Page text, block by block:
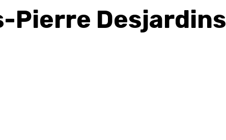
Pierre Desjardins